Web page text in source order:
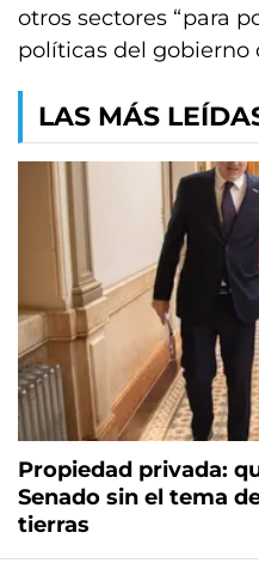
otros sectores “para
políticas del gobierno
LAS MÁS
Propiedad privada:
Senado sin el tema
tierras